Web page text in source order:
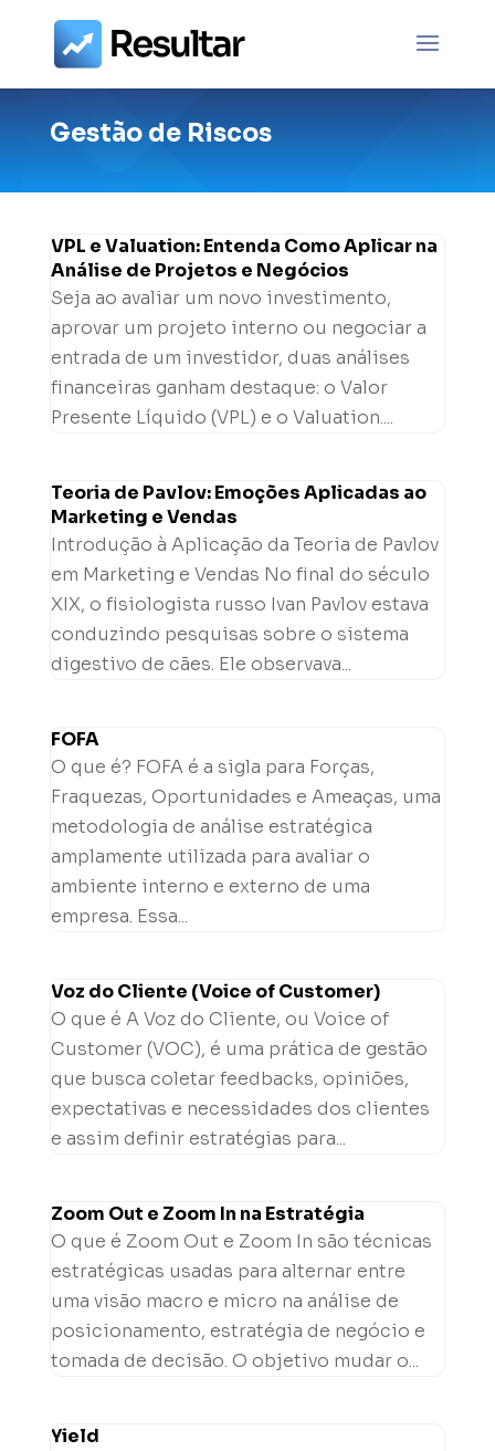
Gestão de Riscos
VPL e Valuation: Entenda Como Aplicar na
Análise de Projetos e Negócios
Seja ao avaliar um novo investimento,
aprovar um projeto interno ou negociar a
entrada de um investidor, duas análises
financeiras ganham destaque: o Valor
Presente Líquido (VPL) e o Valuation....
Teoria de Pavlov: Emoções Aplicadas ao
Marketing e Vendas
Introdução à Aplicação da Teoria de Pavlov
em Marketing e Vendas No final do século
XIX, o fisiologista russo Ivan Pavlov estava
conduzindo pesquisas sobre o sistema
digestivo de cães. Ele observava...
FOFA
O que é? FOFA é a sigla para Forças,
Fraquezas, Oportunidades e Ameaças, uma
metodologia de análise estratégica
amplamente utilizada para avaliar o
ambiente interno e externo de uma
empresa. Essa...
Voz do Cliente (Voice of Customer)
O que é A Voz do Cliente, ou Voice of
Customer (VOC), é uma prática de gestão
que busca coletar feedbacks, opiniões,
expectativas e necessidades dos clientes
e assim definir estratégias para...
Zoom Out e Zoom In na Estratégia
O que é Zoom Out e Zoom In são técnicas
estratégicas usadas para alternar entre
uma visão macro e micro na análise de
posicionamento, estratégia de negócio e
tomada de decisão. O objetivo mudar o...
Yield